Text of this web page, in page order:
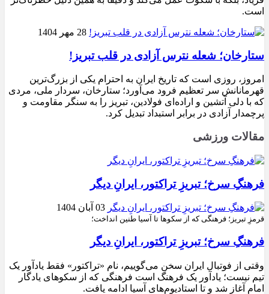
است.
28 مهر 1404
ستارخان؛ شعله نترس آزادی در قلب تبریز!
امروز، روزی است که تاریخ ایران به احترام یکی از بزرگ‌ترین
قهرمانانش سر تعظیم فرود می‌آورد؛ ستارخان، سردار ملی، مردی
که با دلی آتشین و اراده‌ای فولادین، تبریز را به سنگر مقاومت و
پرچمدار آزادی در برابر استبداد تبدیل کرد.
مقالات ورزشی
فرهنگِ سرخ؛ تبریزِ تراکتور، ایرانِ دیگر
03 آبان 1404
قرمزِ تبریز؛ فرهنگی که از سکوها تا آسیا طنین انداخت؛
فرهنگِ سرخ؛ تبریزِ تراکتور، ایرانِ دیگر
وقتی از فوتبال ایران سخن می‌گوییم، نام «تراکتور» فقط یادآور یک
تیم نیست؛ یادآور یک فرهنگ است فرهنگی که از سکوهای یادگار
امام آغاز شد و تا استادیوم‌های آسیا ادامه یافت.